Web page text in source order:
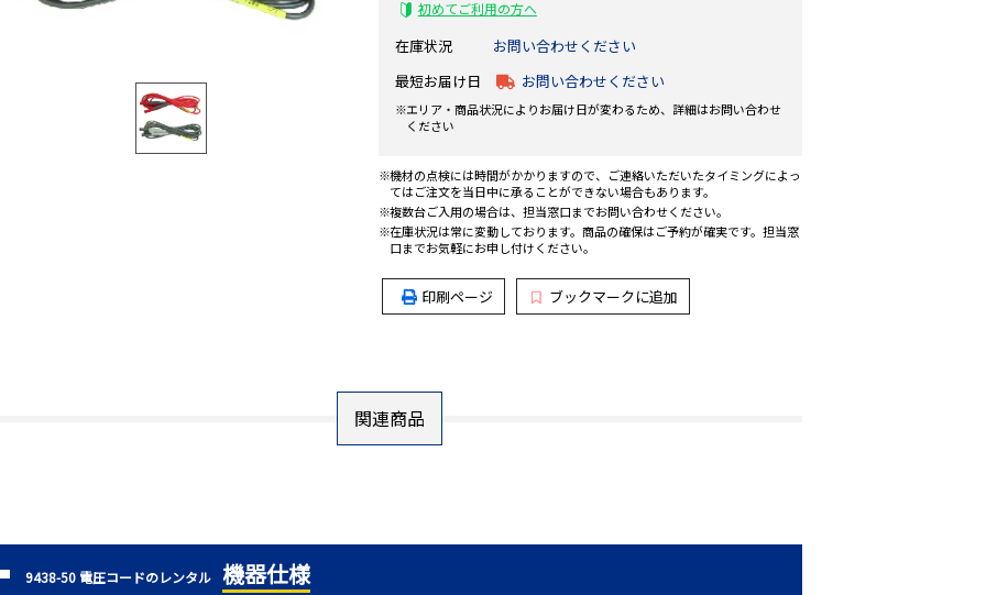
初めてご利用の方へ
在庫状況
お問い合わせください
最短お届け日
お問い合わせください
エリア・商品状況によりお届け日が変わるため、詳細はお問い合わせ
ください
機材の点検には時間がかかりますので、ご連絡いただいたタイミングによっ
てはご注文を当日中に承ることができない場合もあります。
複数台ご入用の場合は、担当窓口までお問い合わせください。
在庫状況は常に変動しております。商品の確保はご予約が確実です。担当窓
口までお気軽にお申し付けください。
印刷ページ ブックマークに追加
関連商品
9438-50 電圧コードのレンタル 機器仕様